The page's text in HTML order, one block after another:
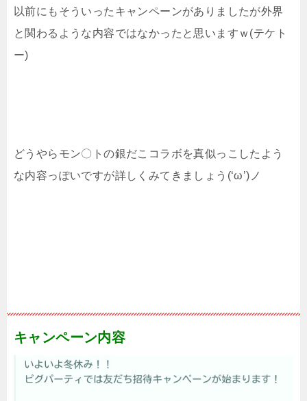
以前にもそういったキャンペーンがありましたが外界
と関わるような内容ではなかったと思いますｗ(テケト
ー)
どうやらモン〇トの銀だこコラボを真似っこしたよう
な内容っぽいですが詳しくみてきましょう(‘ω’)ノ
キャンペーン内容